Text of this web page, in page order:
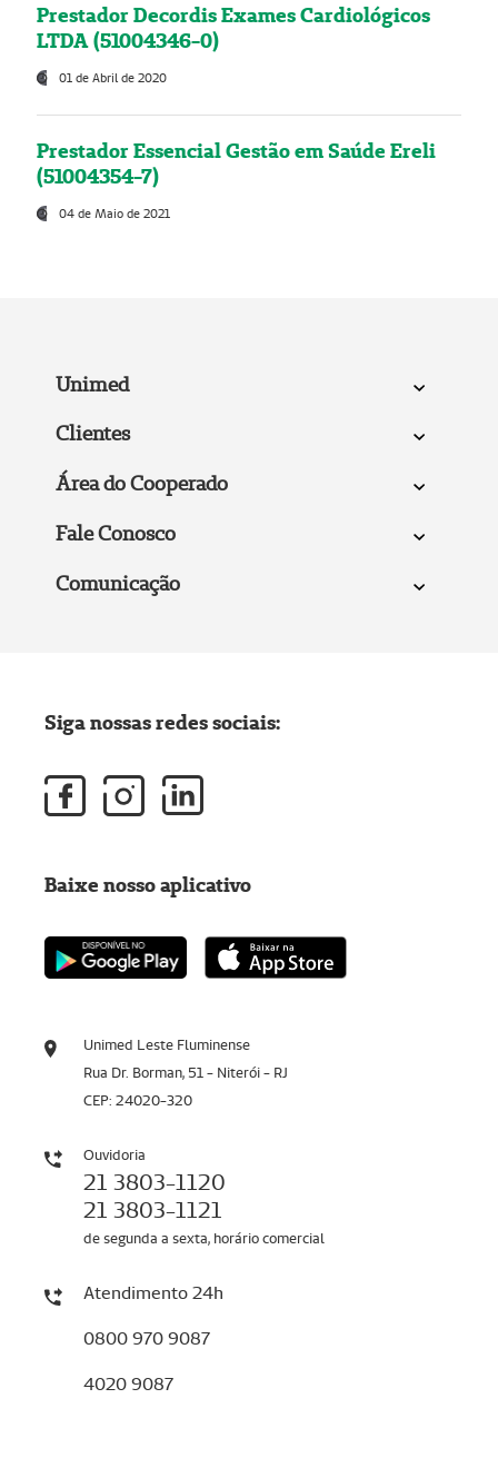
Prestador Decordis Exames Cardiológicos
LTDA (51004346-0)
01 de Abril de 2020
Prestador Essencial Gestão em Saúde Ereli
(51004354-7)
04 de Maio de 2021
Unimed
Clientes
Área do Cooperado
Fale Conosco
Comunicação
Unimed Leste Fluminense
Rua Dr. Borman, 51 - Niterói - RJ
CEP: 24020-320
Ouvidoria
21 3803-1120
21 3803-1121
de segunda a sexta, horário comercial
Atendimento 24h
0800 970 9087
4020 9087
Siga nossas redes sociais:
Baixe nosso aplicativo